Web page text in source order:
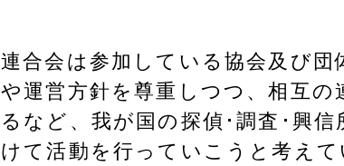
連合会は参加している協会及び
や運営方針を尊重しつつ、相互
るなど、我が国の探偵･調査･興
けて活動を行っていこうと考えて